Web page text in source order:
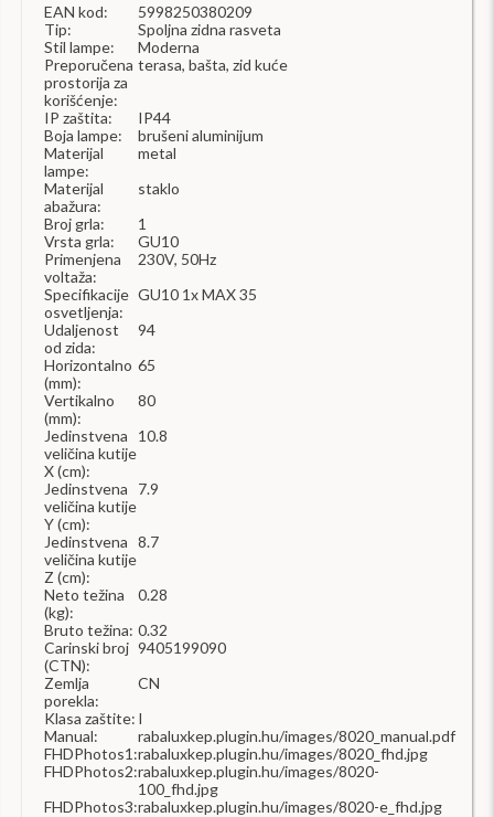
EAN kod:
5998250380209
Tip:
Spoljna zidna rasveta
Stil lampe:
Moderna
Preporučena
prostorija za
korišćenje:
terasa, bašta, zid kuće
IP zaštita:
IP44
Boja lampe:
brušeni aluminijum
Materijal
lampe:
metal
Materijal
abažura:
staklo
Broj grla:
1
Vrsta grla:
GU10
Primenjena
voltaža:
230V, 50Hz
Specifikacije
osvetljenja:
GU10 1x MAX 35
Udaljenost
od zida:
94
Horizontalno
(mm):
65
Vertikalno
(mm):
80
Jedinstvena
veličina kutije
X (cm):
10.8
Jedinstvena
veličina kutije
Y (cm):
7.9
Jedinstvena
veličina kutije
Z (cm):
8.7
Neto težina
(kg):
0.28
Bruto težina: 0.32
Carinski broj
(CTN):
9405199090
Zemlja
porekla:
CN
Klasa zaštite: I
Manual:
rabaluxkep.plugin.hu/images/8020_manual.pdf
FHDPhotos1:rabaluxkep.plugin.hu/images/8020_fhd.jpg
FHDPhotos2:rabaluxkep.plugin.hu/images/8020-
100_fhd.jpg
FHDPhotos3:rabaluxkep.plugin.hu/images/8020-e_fhd.jpg